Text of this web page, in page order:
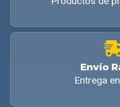
Envío
Entrega